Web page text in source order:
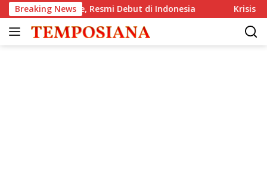
Langsung
ke
konten
Breaking NewsResmi Debut di Indonesia Krisis